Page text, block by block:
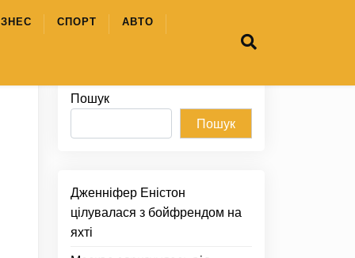
СПОРТ АВТО
Пошук
Пошук
Дженніфер Еністон
цілувалася з бойфрендом на
яхті